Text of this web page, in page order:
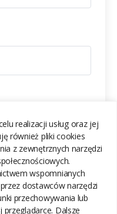
realizacji usług oraz jej
również pliki cookies
z zewnętrznych narzędzi
wspomnianych
dostawców narzędzi
przechowywania lub
Dalsze
SIĘ